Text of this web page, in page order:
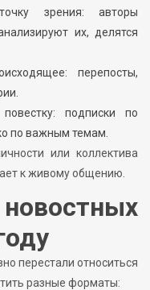
зрения: авторы
их, делятся
перепосты,
подписки по
по важным темам.
или коллектива
к живому общению.
перестали относиться
разные форматы: